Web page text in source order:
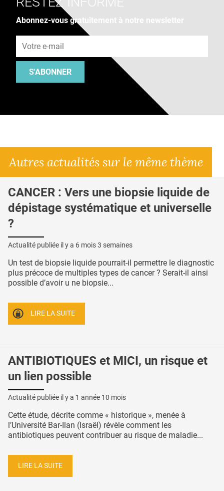
Abonnez-vous gratuitement à notre newsletter
S'ABONNER
Autres actualités sur le même thème
CANCER : Vers une biopsie liquide de
dépistage systématique et universelle
?
Actualité publiée il y a 6 mois 3 semaines
Un test de biopsie liquide pourrait-il permettre le diagnostic
plus précoce de multiples types de cancer ? Serait-il ainsi
possible d’avoir u ne biopsie...
LIRE LA SUITE
ANTIBIOTIQUES et MICI, un risque et
un lien possible
Actualité publiée il y a 1 année 10 mois
Cette étude, décrite comme « historique », menée à
l’Université Bar-Ilan (Israël) révèle comment les
antibiotiques peuvent contribuer au risque de maladie...
LIRE LA SUITE